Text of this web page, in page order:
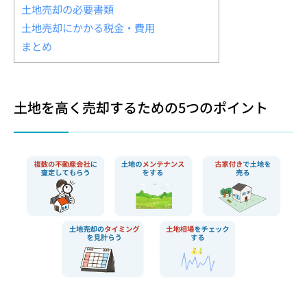
土地売却の必要書類
土地売却にかかる税金・費用
まとめ
土地を高く売却するための5つのポイント